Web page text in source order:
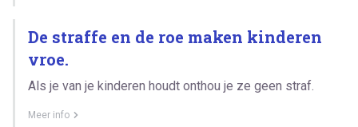
De straffe en de roe maken kinderen
vroe.
Als je van je kinderen houdt onthou je ze geen straf.
Meer info